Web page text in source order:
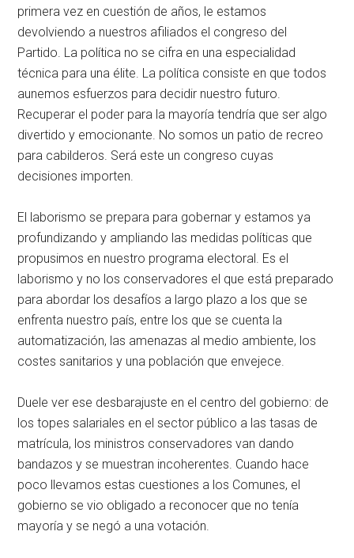
primera vez en cuestión de años, le estamos
devolviendo a nuestros afiliados el congreso del
Partido. La política no se cifra en una especialidad
técnica para una élite. La política consiste en que todos
aunemos esfuerzos para decidir nuestro futuro.
Recuperar el poder para la mayoría tendría que ser algo
divertido y emocionante. No somos un patio de recreo
para cabilderos. Será este un congreso cuyas
decisiones importen.
El laborismo se prepara para gobernar y estamos ya
profundizando y ampliando las medidas políticas que
propusimos en nuestro programa electoral. Es el
laborismo y no los conservadores el que está preparado
para abordar los desafíos a largo plazo a los que se
enfrenta nuestro país, entre los que se cuenta la
automatización, las amenazas al medio ambiente, los
costes sanitarios y una población que envejece.
Duele ver ese desbarajuste en el centro del gobierno: de
los topes salariales en el sector público a las tasas de
matrícula, los ministros conservadores van dando
bandazos y se muestran incoherentes. Cuando hace
poco llevamos estas cuestiones a los Comunes, el
gobierno se vio obligado a reconocer que no tenía
mayoría y se negó a una votación.